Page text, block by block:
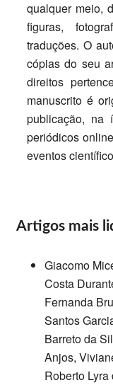
qualquer meio,
figuras,
traduções. O
cópias do seu
direitos
manuscrito é
publicação, na
periódicos
eventos
Artigos mais
Giacomo
Costa
Fernanda
Santos
Barreto da
Anjos,
Roberto Lyra